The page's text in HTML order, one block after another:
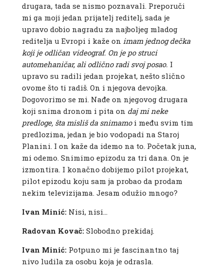
drugara, tada se nismo poznavali. Preporuči
mi ga moji jedan prijatelj reditelj, sada je
upravo dobio nagradu za najboljeg mladog
reditelja u Evropi i kaže on imam jednog dečka
koji je odličan videograf. On je po struci
automehaničar, ali odlično radi svoj posao. I
upravo su radili jedan projekat, nešto slično
ovome što ti radiš. On i njegova devojka.
Dogovorimo se mi. Nađe on njegovog drugara
koji snima dronom i pita on daj mi neke
predloge, šta misliš da snimamo i među svim tim
predlozima, jedan je bio vodopadi na Staroj
Planini. I on kaže da idemo na to. Početak juna,
mi odemo. Snimimo epizodu za tri dana. On je
izmontira. I konačno dobijemo pilot projekat,
pilot epizodu koju sam ja probao da prodam
nekim televizijama. Jesam odužio mnogo?
Ivan Minić:Nisi, nisi…
Radovan Kovač:Slobodno prekidaj.
Ivan Minić:Potpuno mi je fascinantno taj
nivo ludila za osobu koja je odrasla.